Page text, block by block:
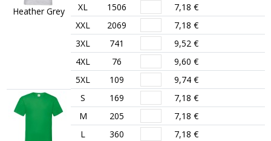
Heather Grey
XL
1506
7,18 €
XXL
2069
7,18 €
3XL
741
9,52 €
4XL
76
9,60 €
5XL
109 9,74 €
S 169
7,18 €
M
205
7,18 €
L
360
7,18 €